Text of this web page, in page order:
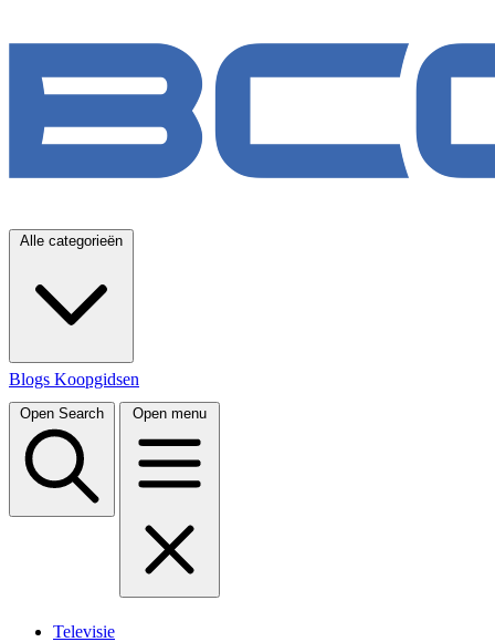
Alle categorieën
Blogs Koopgidsen
Open Search Open menu
Televisie